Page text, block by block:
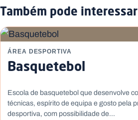
Também pode interessar
ÁREA DESPORTIVA
Basquetebol
Escola de basquetebol que desenvolve
técnicas, espírito de equipa e gosto pela
desportiva, com possibilidade de...